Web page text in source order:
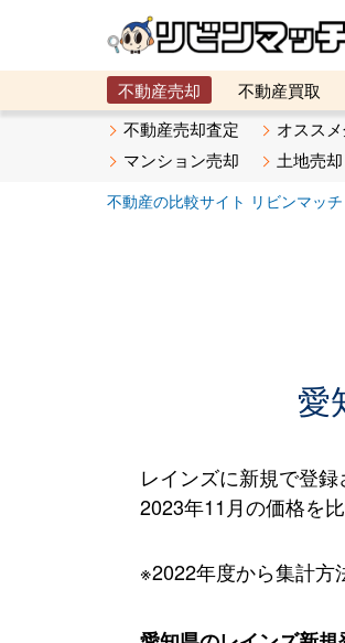
不動産売却 不動産買取
メタ住宅展示場
ベスト不動
不動産売却査定 オスス
マンション売却
土地売却
不動産の比較サイト リビンマッチ
愛
レインズに新規で登
2023年11月の価格を
※2022年度から集計方